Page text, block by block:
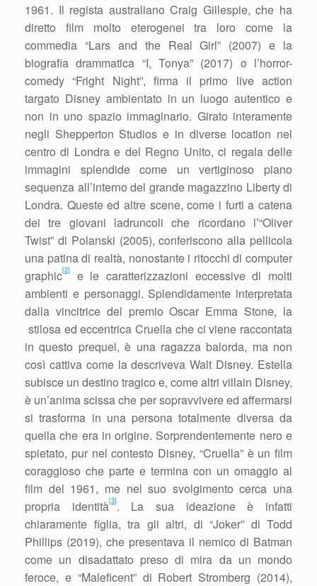
1961. Il regista australiano Craig Gillespie, che ha
diretto film molto eterogenei tra loro come la
commedia “Lars and the Real Girl” (2007) e la
biografia drammatica “I, Tonya” (2017) o l’horror-
comedy “Fright Night”, firma il primo live action
targato Disney ambientato in un luogo autentico e
non in uno spazio immaginario. Girato interamente
negli Shepperton Studios e in diverse location nel
centro di Londra e del Regno Unito, ci regala delle
immagini splendide come un vertiginoso piano
sequenza all’interno del grande magazzino Liberty di
Londra. Queste ed altre scene, come i furti a catena
dei tre giovani ladruncoli che ricordano l’“Oliver
Twist” di Polanski (2005), conferiscono alla pellicola
una patina di realtà, nonostante i ritocchi di computer
graphic[2]
e le caratterizzazioni eccessive di molti
ambienti e personaggi. Splendidamente interpretata
dalla vincitrice del premio Oscar Emma Stone, la
stilosa ed eccentrica Cruella che ci viene raccontata
in questo prequel, è una ragazza balorda, ma non
così cattiva come la descriveva Walt Disney. Estella
subisce un destino tragico e, come altri villain Disney,
è un’anima scissa che per sopravvivere ed affermarsi
si trasforma in una persona totalmente diversa da
quella che era in origine. Sorprendentemente nero e
spietato, pur nel contesto Disney, “Cruella” è un film
coraggioso che parte e termina con un omaggio al
film del 1961, me nel suo svolgimento cerca una
propria identità[3]. La sua ideazione è infatti
chiaramente figlia, tra gli altri, di “Joker” di Todd
Phillips (2019), che presentava il nemico di Batman
come un disadattato preso di mira da un mondo
feroce, e “Maleficent” di Robert Stromberg (2014),